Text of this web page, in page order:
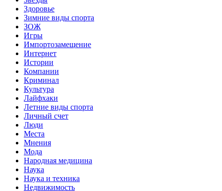
Здоровье
Зимние виды спорта
ЗОЖ
Игры
Импортозамещение
Интернет
Истории
Компании
Криминал
Культура
Лайфхаки
Летние виды спорта
Личный счет
Люди
Места
Мнения
Мода
Народная медицина
Наука
Наука и техника
Недвижимость